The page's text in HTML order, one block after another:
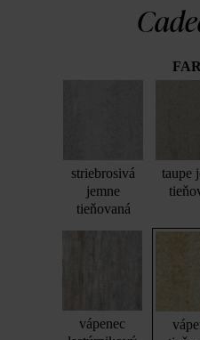
striebrosivá
jemne
tieňovaná
taupe
vápenec